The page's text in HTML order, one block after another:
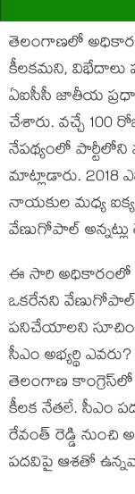
తెలంగాణ‌లో
కీల‌క‌మ‌ని, విభేదాలు
ఏఐసీసీ జాతీయ
చేశారు. వ‌చ్చే 100
నేప‌థ్యంలో
మాట్లాడారు. 2018
నాయ‌కుల మ‌ధ్య
వేణుగోపాల్
ఈ సారి అధికారంలో
ఒక‌రేన‌ని వేణుగోపాల్
ప‌నిచేయాల‌ని
సీఎం అభ్య‌ర్థి
తెలంగాణ
కీల‌క నేత‌లే. సీఎం
రేవంత్ రెడ్డి
ప‌ద‌విపై ఆశ‌తో